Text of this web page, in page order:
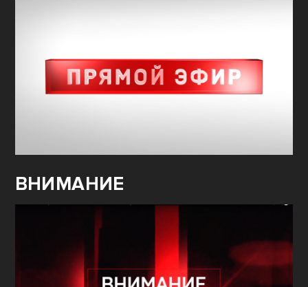
ВНИМАНИЕ